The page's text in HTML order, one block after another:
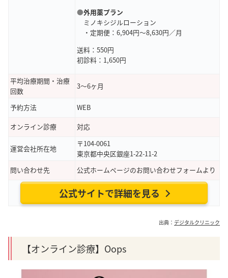
●外用薬プラン
ミノキシジルローション
・定期便：6,904円～8,630円／月
送料：550円
初診料：1,650円
平均治療期間・治療
回数
3～6ヶ月
予約方法
WEB
オンライン診療
対応
運営会社所在地
〒104-0061
東京都中央区銀座1-22-11-2
問い合わせ先
公式ホームページのお問い合わせフォームより
公式サイトで詳細を見る
出典： デジタルクリニック
【オンライン診療】Oops